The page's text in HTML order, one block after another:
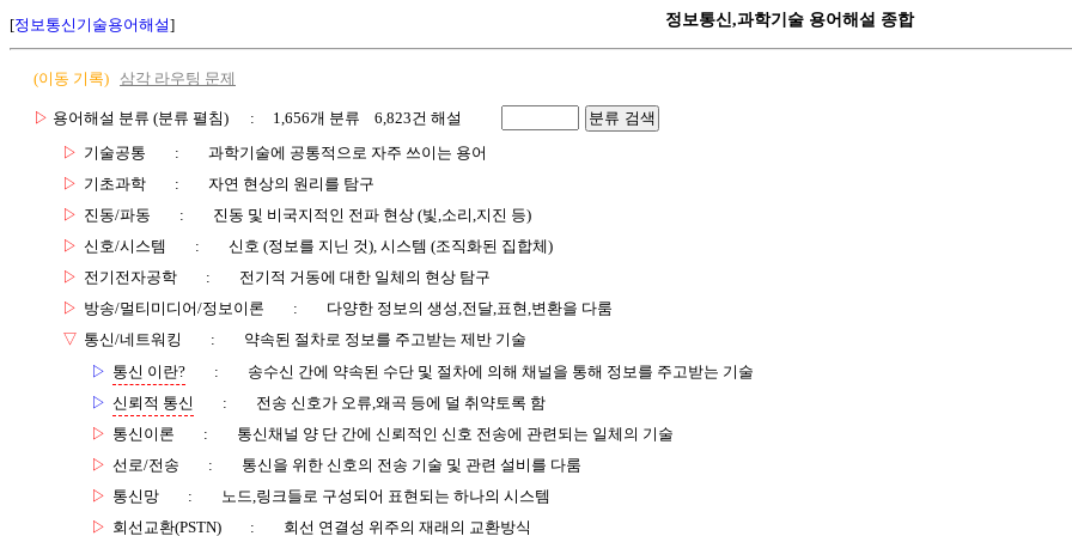
[정보통신기술용어해설] 정보통신,과학기술 용어해설 종합
(이동 기록) 삼각 라우팅 문제
▷ 용어해설 분류 (분류 펼침) : 1,656개 분류 6,823건 해설
분류 검색
▷ 기술공통 :
과학기술에 공통적으로 자주 쓰이는 용어
▷ 기초과학 :
자연 현상의 원리를 탐구
▷ 진동/파동 :
진동 및 비국지적인 전파 현상 (빛,소리,지진 등)
▷ 신호/시스템 :
신호 (정보를 지닌 것), 시스템 (조직화된 집합체)
▷ 전기전자공학 :
전기적 거동에 대한 일체의 현상 탐구
▷ 방송/멀티미디어/정보이론 :
다양한 정보의 생성,전달,표현,변환을 다룸
▽ 통신/네트워킹 :
약속된 절차로 정보를 주고받는 제반 기술
▷ 통신 이란? :
송수신 간에 약속된 수단 및 절차에 의해 채널을 통해 정보를 주고받는 기술
▷ 신뢰적 통신 :
전송 신호가 오류,왜곡 등에 덜 취약토록 함
▷ 통신이론 :
통신채널 양 단 간에 신뢰적인 신호 전송에 관련되는 일체의 기술
▷ 선로/전송 :
통신을 위한 신호의 전송 기술 및 관련 설비를 다룸
▷ 통신망 :
노드,링크들로 구성되어 표현되는 하나의 시스템
▷ 회선교환(PSTN) : 회선 연결성 위주의 재래의 교환방식